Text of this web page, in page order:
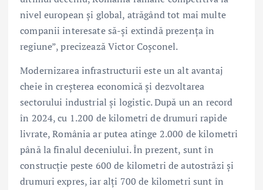
nivel european și global, atrăgând tot mai multe
companii interesate să-și extindă prezența în
regiune”, precizează Victor Coșconel.
Modernizarea infrastructurii este un alt avantaj
cheie în creșterea economică și dezvoltarea
sectorului industrial și logistic. După un an record
în 2024, cu 1.200 de kilometri de drumuri rapide
livrate, România ar putea atinge 2.000 de kilometri
până la finalul deceniului. În prezent, sunt în
construcție peste 600 de kilometri de autostrăzi și
drumuri expres, iar alți 700 de kilometri sunt în